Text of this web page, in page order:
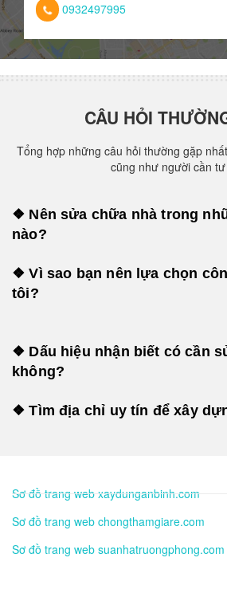
0932497995
CÂU HỎI
Tổng hợp những câu hỏi thường gặp
cũng như người cần
❖ Nên sửa chữa nhà trong
nào?
❖ Vì sao bạn nên lựa chọn
tôi?
❖ Dấu hiệu nhận biết có cần
không?
❖ Tìm địa chỉ uy tín để xây
Sơ đồ trang web xaydunganbinh.com
Sơ đồ trang web chongthamgiare.com
Sơ đồ trang web suanhatruongphong.com